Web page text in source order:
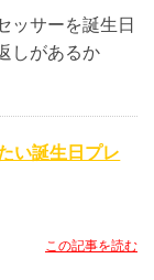
ッサーを誕生日
しがあるか
い誕生日プレ
この記事を読む